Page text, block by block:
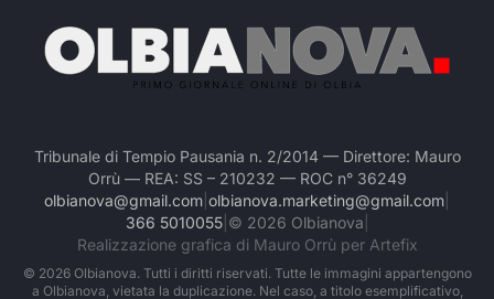
Tribunale di Tempio Pausania n. 2/2014 — Direttore: Mauro
Orrù — REA: SS – 210232 — ROC n° 36249
olbianova@gmail.com olbianova.marketing@gmail.com
366 5010055| © 2026 Olbianova
Realizzazione grafica di Mauro Orrù per Artefix
© 2026Olbianova. Tutti i diritti riservati. Tutte le immagini appartengono
a Olbianova, vietata la duplicazione. Nel caso, a titolo esemplificativo,